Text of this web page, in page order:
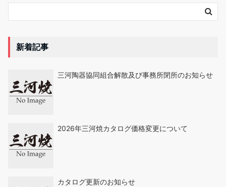
新着記事
三河陶器協同組合解散及び事務所閉所のお知らせ
2026年三河焼カタログ価格変更について
カタログ更新のお知らせ